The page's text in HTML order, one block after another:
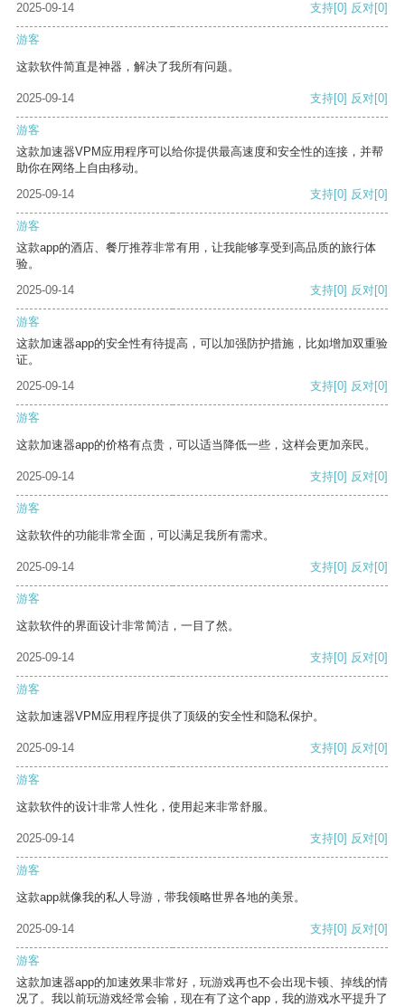
2025-09-14
支持[0] 反对[0]
游客
这款软件简直是神器，解决了我所有问题。
2025-09-14 支持[0] 反对[0]
游客
这款加速器VPM应用程序可以给你提供最高速度和安全性的连接，并帮
助你在网络上自由移动。
2025-09-14
支持[0] 反对[0]
游客
这款app的酒店、餐厅推荐非常有用，让我能够享受到高品质的旅行体
验。
2025-09-14
支持[0] 反对[0]
游客
这款加速器app的安全性有待提高，可以加强防护措施，比如增加双重验
证。
2025-09-14
支持[0] 反对[0]
游客
这款加速器app的价格有点贵，可以适当降低一些，这样会更加亲民。
2025-09-14 支持[0] 反对[0]
游客
这款软件的功能非常全面，可以满足我所有需求。
2025-09-14 支持[0] 反对[0]
游客
这款软件的界面设计非常简洁，一目了然。
2025-09-14 支持[0] 反对[0]
游客
这款加速器VPM应用程序提供了顶级的安全性和隐私保护。
2025-09-14 支持[0] 反对[0]
游客
这款软件的设计非常人性化，使用起来非常舒服。
2025-09-14 支持[0] 反对[0]
游客
这款app就像我的私人导游，带我领略世界各地的美景。
2025-09-14 支持[0] 反对[0]
游客
这款加速器app的加速效果非常好，玩游戏再也不会出现卡顿、掉线的情
况了。我以前玩游戏经常会输，现在有了这个app，我的游戏水平提升了